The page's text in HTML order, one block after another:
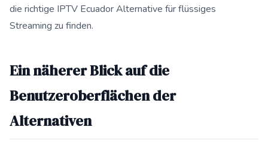
die richtige IPTV Ecuador Alternative für flüssiges
Streaming zu finden.
Ein näherer Blick auf die
Benutzeroberflächen der
Alternativen